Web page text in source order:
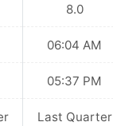
8.0
06:04 AM
05:37 PM
Last Quarter